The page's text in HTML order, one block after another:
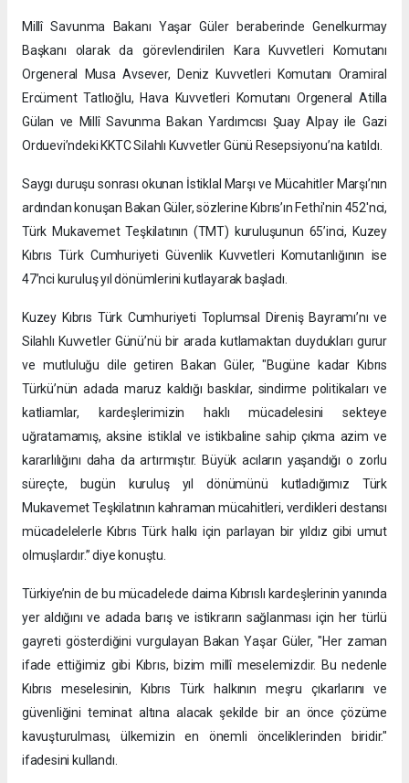
Millî Savunma Bakanı Yaşar Güler beraberinde Genelkurmay
Başkanı olarak da görevlendirilen Kara Kuvvetleri Komutanı
Orgeneral Musa Avsever, Deniz Kuvvetleri Komutanı Oramiral
Ercüment Tatlıoğlu, Hava Kuvvetleri Komutanı Orgeneral Atilla
Gülan ve Millî Savunma Bakan Yardımcısı Şuay Alpay ile Gazi
Orduevi’ndeki KKTC Silahlı Kuvvetler Günü Resepsiyonu’na katıldı.
Saygı duruşu sonrası okunan İstiklal Marşı ve Mücahitler Marşı’nın
ardından konuşan Bakan Güler, sözlerine Kıbrıs’ın Fethi'nin 452'nci,
Türk Mukavemet Teşkilatının (TMT) kuruluşunun 65’inci, Kuzey
Kıbrıs Türk Cumhuriyeti Güvenlik Kuvvetleri Komutanlığının ise
47’nci kuruluş yıl dönümlerini kutlayarak başladı.
Kuzey Kıbrıs Türk Cumhuriyeti Toplumsal Direniş Bayramı’nı ve
Silahlı Kuvvetler Günü’nü bir arada kutlamaktan duydukları gurur
ve mutluluğu dile getiren Bakan Güler, "Bugüne kadar Kıbrıs
Türkü’nün adada maruz kaldığı baskılar, sindirme politikaları ve
katliamlar, kardeşlerimizin haklı mücadelesini sekteye
uğratamamış, aksine istiklal ve istikbaline sahip çıkma azim ve
kararlılığını daha da artırmıştır. Büyük acıların yaşandığı o zorlu
süreçte, bugün kuruluş yıl dönümünü kutladığımız Türk
Mukavemet Teşkilatının kahraman mücahitleri, verdikleri destansı
mücadelelerle Kıbrıs Türk halkı için parlayan bir yıldız gibi umut
olmuşlardır.” diye konuştu.
Türkiye’nin de bu mücadelede daima Kıbrıslı kardeşlerinin yanında
yer aldığını ve adada barış ve istikrarın sağlanması için her türlü
gayreti gösterdiğini vurgulayan Bakan Yaşar Güler, "Her zaman
ifade ettiğimiz gibi Kıbrıs, bizim millî meselemizdir. Bu nedenle
Kıbrıs meselesinin, Kıbrıs Türk halkının meşru çıkarlarını ve
güvenliğini teminat altına alacak şekilde bir an önce çözüme
kavuşturulması, ülkemizin en önemli önceliklerinden biridir."
ifadesini kullandı.